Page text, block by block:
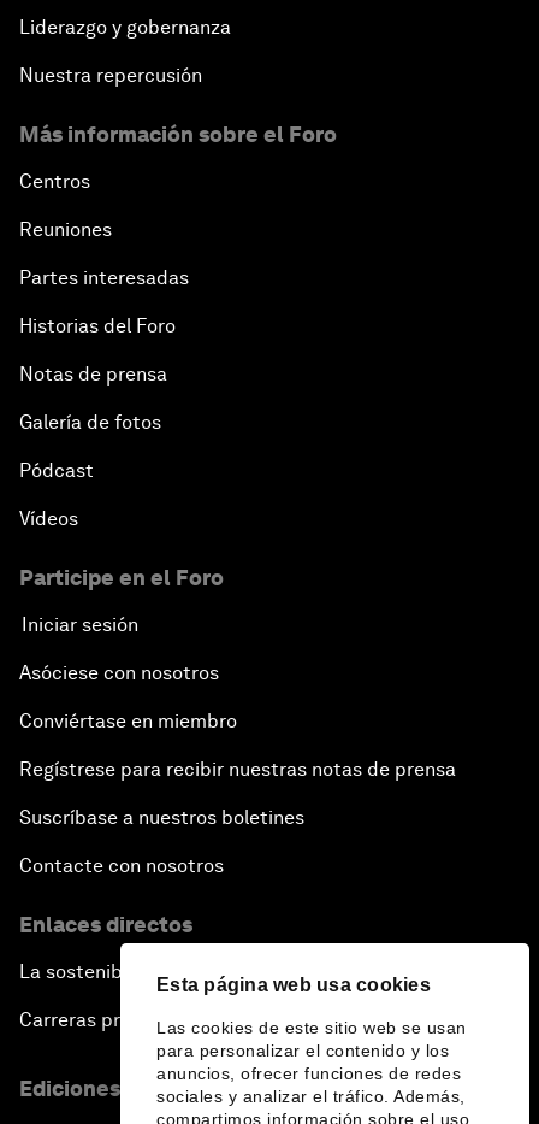
Esta página web usa cookies
Las cookies de este sitio web se usan
para personalizar el contenido y los
anuncios, ofrecer funciones de redes
sociales y analizar el tráfico. Además,
compartimos información sobre el uso
Liderazgo y gobernanza
Nuestra repercusión
Más información sobre el Foro
Centros
Reuniones
Partes interesadas
Historias del Foro
Notas de prensa
Galería de fotos
Pódcast
Vídeos
Participe en el Foro
Iniciar sesión
Asóciese con nosotros
Conviértase en miembro
Regístrese para recibir nuestras notas de prensa
Suscríbase a nuestros boletines
Contacte con nosotros
Enlaces directos
La sostenibilidad en el Foro
Carreras profesionales
Ediciones en otros idiomas